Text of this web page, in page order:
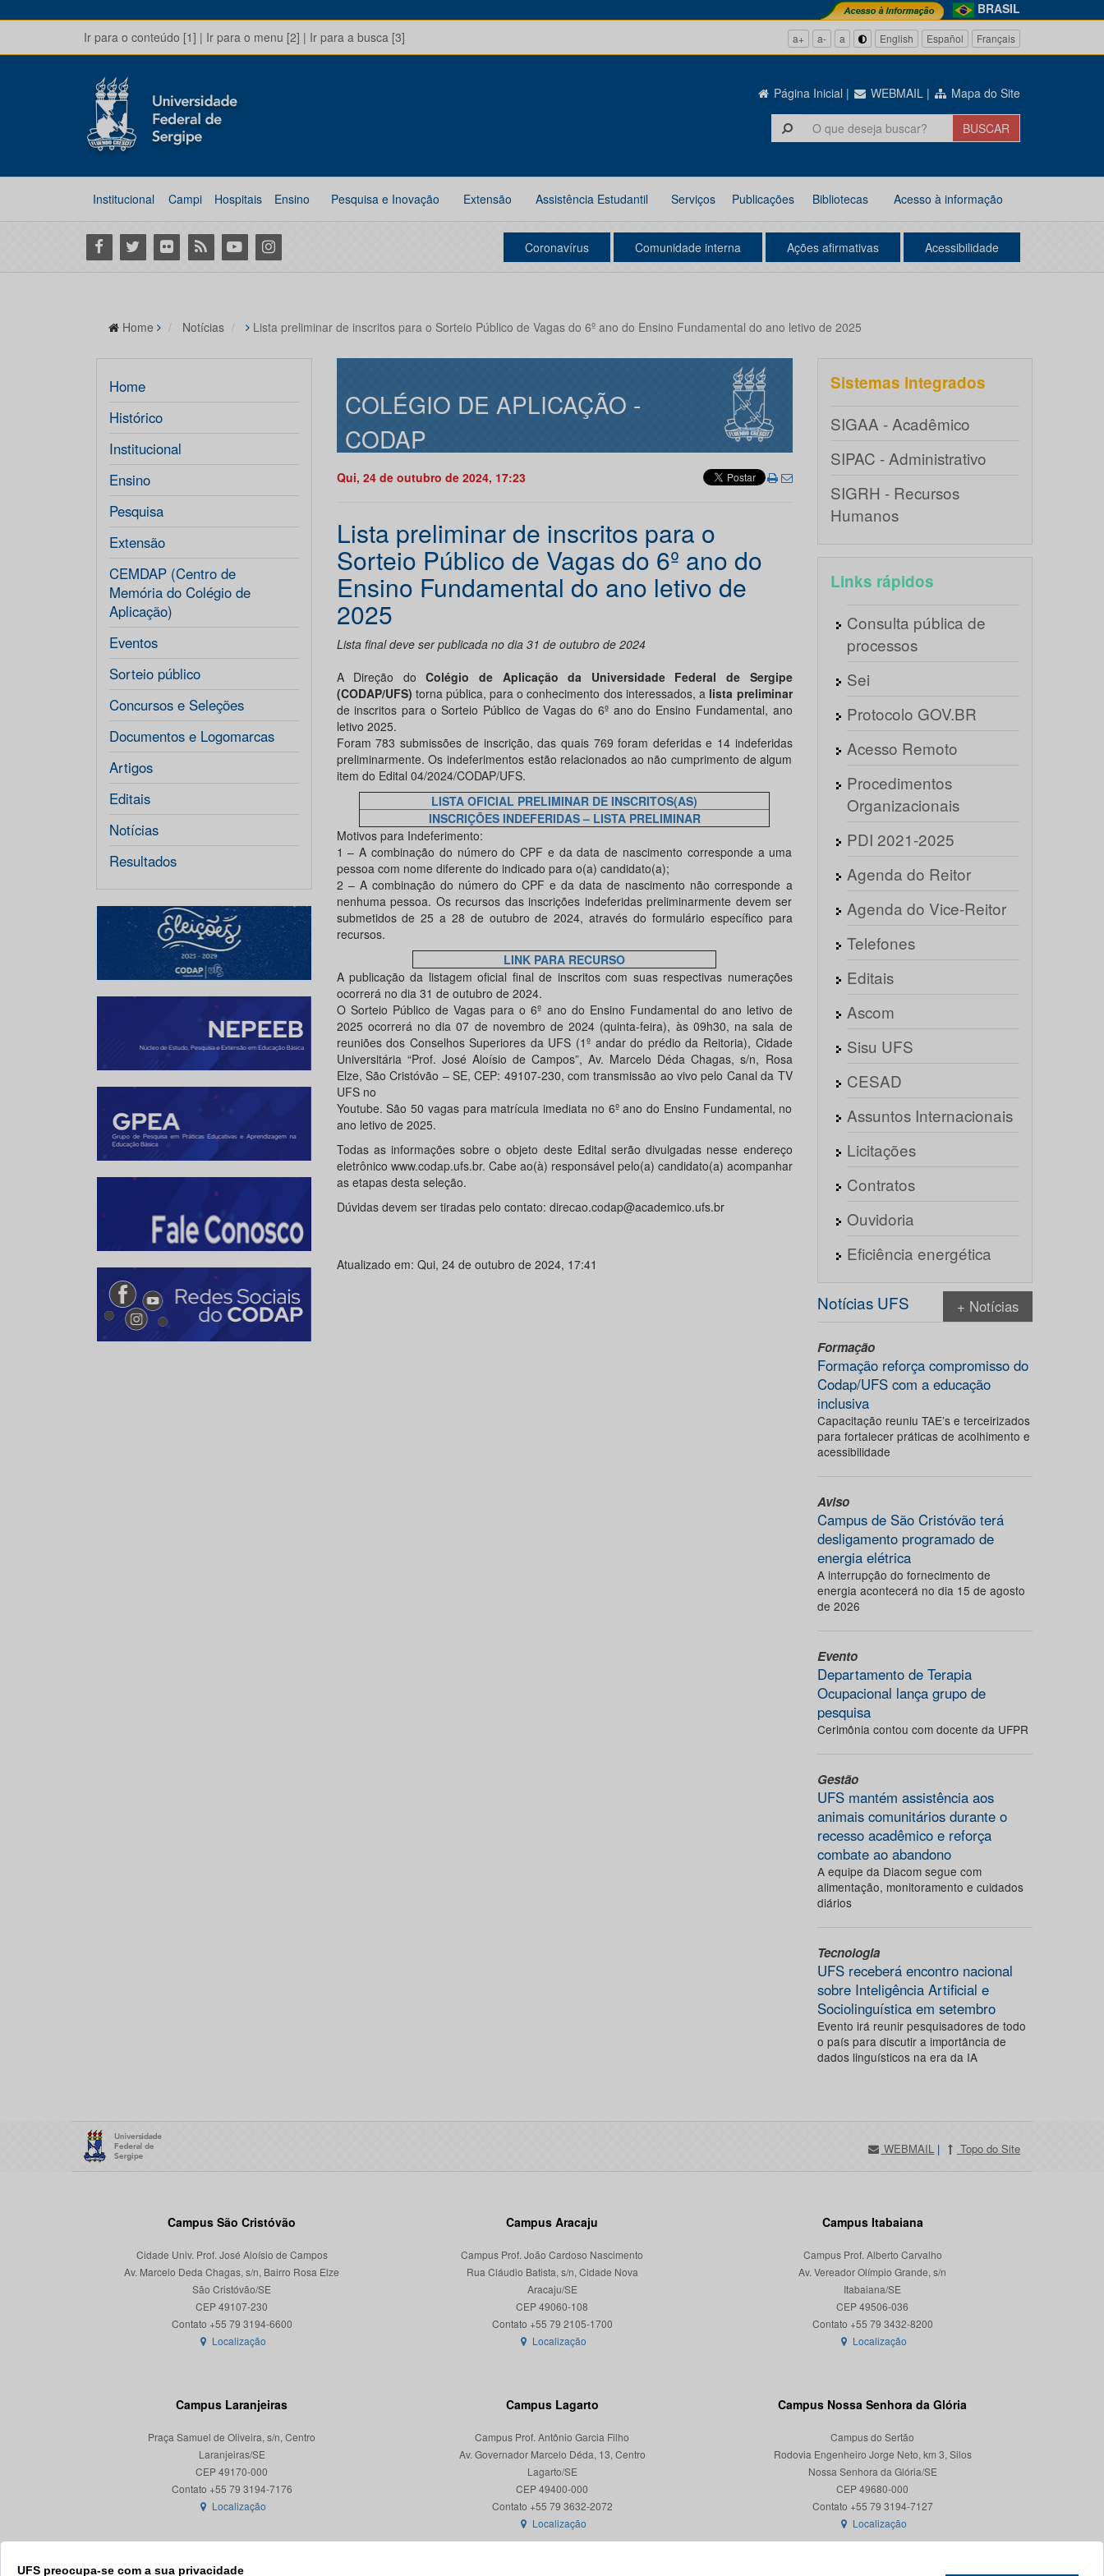
BRASIL
Ir para o conteúdo [1] | Ir para o menu [2] | Ir para a busca [3] a+ a- a English Español Français
Página Inicial | WEBMAIL | Mapa do Site
Institucional Campi Hospitais Ensino Pesquisa e Inovação Extensão Assistência Estudantil Serviços Publicações Bibliotecas Acesso à informação
Facebook
Twitter Flickr RSS YoutubeInstagram Coronavírus Comunidade interna Ações afirmativas Acessibilidade
UFS preocupa-se com a sua privacidade
Home Notícias Lista preliminar de inscritos para o Sorteio Público de Vagas do 6º ano do Ensino Fundamental do ano letivo de 2025
Home
Histórico
Institucional
Ensino
Pesquisa
Extensão
CEMDAP (Centro de
Memória do Colégio de
Aplicação)
Eventos
Sorteio público
Concursos e Seleções
Documentos e Logomarcas
Artigos
Editais
Notícias
Resultados
COLÉGIO DE APLICAÇÃO -
CODAP
Qui, 24 de outubro de 2024, 17:23
Lista preliminar de inscritos para o
Sorteio Público de Vagas do 6º ano do
Ensino Fundamental do ano letivo de
2025
Lista final deve ser publicada no dia 31 de outubro de 2024
A Direção doColégio de Aplicação da Universidade Federal de Sergipe
(CODAP/UFS) torna pública, para o conhecimento dos interessados, a lista preliminar
de inscritos para o Sorteio Público de Vagas do 6º ano do Ensino Fundamental, ano
letivo 2025.
Foram 783 submissões de inscrição, das quais 769 foram deferidas e 14 indeferidas
preliminarmente. Os indeferimentos estão relacionados ao não cumprimento de algum
item do Edital 04/2024/CODAP/UFS.
LISTA OFICIAL PRELIMINAR DE INSCRITOS(AS)
INSCRIÇÕES INDEFERIDAS – LISTA PRELIMINAR
Motivos para Indeferimento:
1 – A combinação do número do CPF e da data de nascimento corresponde a uma
pessoa com nome diferente do indicado para o(a) candidato(a);
2 – A combinação do número do CPF e da data de nascimento não corresponde a
nenhuma pessoa. Os recursos das inscrições indeferidas preliminarmente devem ser
submetidos de 25 a 28 de outubro de 2024, através do formulário específico para
recursos.
LINK PARA RECURSO
A publicação da listagem oficial final de inscritos com suas respectivas numerações
ocorrerá no dia 31 de outubro de 2024.
O Sorteio Público de Vagas para o 6º ano do Ensino Fundamental do ano letivo de
2025 ocorrerá no dia 07 de novembro de 2024 (quinta-feira), às 09h30, na sala de
reuniões dos Conselhos Superiores da UFS (1º andar do prédio da Reitoria), Cidade
Universitária “Prof. José Aloísio de Campos”, Av. Marcelo Déda Chagas, s/n, Rosa
Elze, São Cristóvão – SE, CEP: 49107-230, com transmissão ao vivo pelo Canal da TV
UFS no
Youtube. São 50 vagas para matrícula imediata no 6º ano do Ensino Fundamental, no
ano letivo de 2025.
Todas as informações sobre o objeto deste Edital serão divulgadas nesse endereço
eletrônico www.codap.ufs.br. Cabe ao(à) responsável pelo(a) candidato(a) acompanhar
as etapas desta seleção.
Dúvidas devem ser tiradas pelo contato: direcao.codap@academico.ufs.br
Atualizado em: Qui, 24 de outubro de 2024, 17:41
Sistemas integrados
SIGAA - Acadêmico
SIPAC - Administrativo
SIGRH - Recursos
Humanos
Links rápidos
Consulta pública de
processos
Sei
Protocolo GOV.BR
Acesso Remoto
Procedimentos
Organizacionais
PDI 2021-2025
Agenda do Reitor
Agenda do Vice-Reitor
Telefones
Editais
Ascom
Sisu UFS
CESAD
Assuntos Internacionais
Licitações
Contratos
Ouvidoria
Eficiência energética
Notícias UFS + Notícias
Formação
Formação reforça compromisso do
Codap/UFS com a educação
inclusiva
Capacitação reuniu TAE’s e terceirizados
para fortalecer práticas de acolhimento e
acessibilidade
Aviso
Campus de São Cristóvão terá
desligamento programado de
energia elétrica
A interrupção do fornecimento de
energia acontecerá no dia 15 de agosto
de 2026
Evento
Departamento de Terapia
Ocupacional lança grupo de
pesquisa
Cerimônia contou com docente da UFPR
Gestão
UFS mantém assistência aos
animais comunitários durante o
recesso acadêmico e reforça
combate ao abandono
A equipe da Diacom segue com
alimentação, monitoramento e cuidados
diários
Tecnologia
UFS receberá encontro nacional
sobre Inteligência Artificial e
Sociolinguística em setembro
Evento irá reunir pesquisadores de todo
o país para discutir a importância de
dados linguísticos na era da IA
WEBMAIL | Topo do Site
Campus São Cristóvão
Cidade Univ. Prof. José Aloísio de Campos
Av. Marcelo Deda Chagas, s/n, Bairro Rosa Elze
São Cristóvão/SE
CEP 49107-230
Localização
Campus Aracaju
Campus Prof. João Cardoso Nascimento
Rua Cláudio Batista, s/n, Cidade Nova
Aracaju/SE
CEP 49060-108
Localização
Campus Itabaiana
Campus Prof. Alberto Carvalho
Av. Vereador Olímpio Grande, s/n
Itabaiana/SE
CEP 49506-036
Localização
Campus Laranjeiras
Praça Samuel de Oliveira, s/n, Centro
Laranjeiras/SE
CEP 49170-000
Localização
Campus Lagarto
Campus Prof. Antônio Garcia Filho
Av. Governador Marcelo Déda, 13, Centro
Lagarto/SE
CEP 49400-000
Localização
Campus Nossa Senhora da Glória
Campus do Sertão
Rodovia Engenheiro Jorge Neto, km 3, Silos
Nossa Senhora da Glória/SE
CEP 49680-000
Contato +55 79 3194-7127
Localização